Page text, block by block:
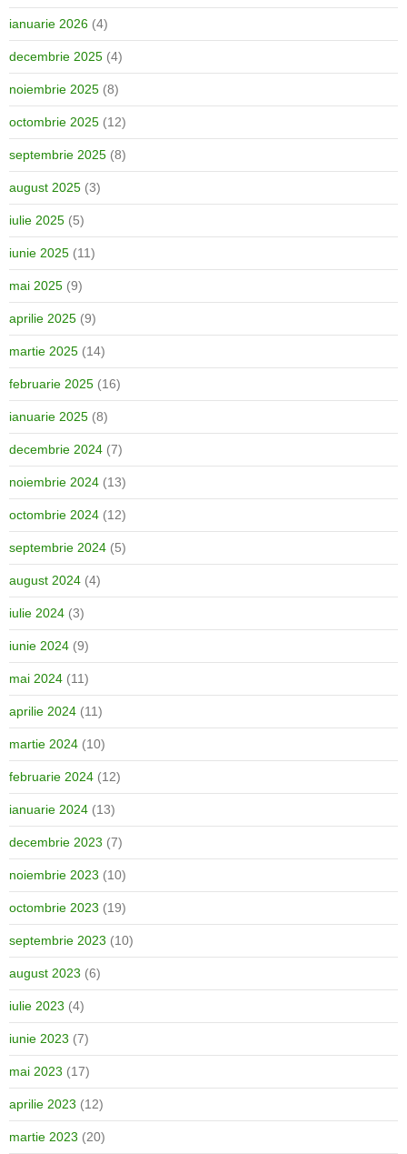
ianuarie 2026 (4)
decembrie 2025 (4)
noiembrie 2025 (8)
octombrie 2025 (12)
septembrie 2025 (8)
august 2025 (3)
iulie 2025 (5)
iunie 2025 (11)
mai 2025 (9)
aprilie 2025 (9)
martie 2025 (14)
februarie 2025 (16)
ianuarie 2025 (8)
decembrie 2024 (7)
noiembrie 2024 (13)
octombrie 2024 (12)
septembrie 2024 (5)
august 2024 (4)
iulie 2024 (3)
iunie 2024 (9)
mai 2024 (11)
aprilie 2024 (11)
martie 2024 (10)
februarie 2024 (12)
ianuarie 2024 (13)
decembrie 2023 (7)
noiembrie 2023 (10)
octombrie 2023 (19)
septembrie 2023 (10)
august 2023 (6)
iulie 2023 (4)
iunie 2023 (7)
mai 2023 (17)
aprilie 2023 (12)
martie 2023 (20)